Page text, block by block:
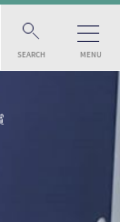
SEARCH MENU